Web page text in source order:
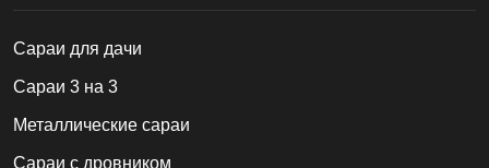
Cараи для дачи
Сараи 3 на 3
Металлические сараи
Сараи с дровником